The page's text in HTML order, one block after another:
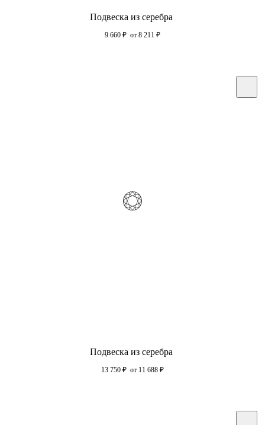
Подвеска из серебра
9 660 ₽ от 8 211 ₽
Подвеска из серебра
13 750 ₽ от 11 688 ₽